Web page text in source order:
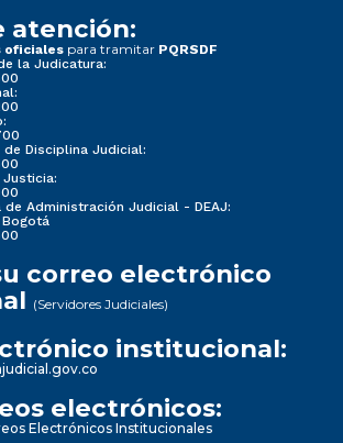
atención:
oficiales para tramitar PQRSDF
la Judicatura:
de Disciplina Judicial:
de Administración Judicial - DEAJ:
correo electrónico
(Servidores Judiciales)
institucional:
electrónicos:
Electrónicos Institucionales